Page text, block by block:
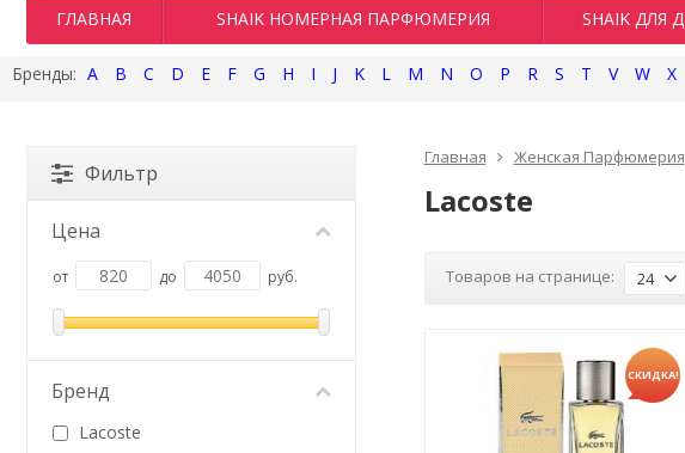
ГЛАВНАЯ SHAIK НОМЕРНАЯ ПАРФЮМЕРИЯ SHAIK ДЛЯ
A B C D E F G H I J K L M N O P R S T V W X
Главная Женская Парфюмерия
Lacoste
Товаров на странице: 24
СКИДКА!
Фильтр
Цена
от до руб.
Бренд
Lacoste